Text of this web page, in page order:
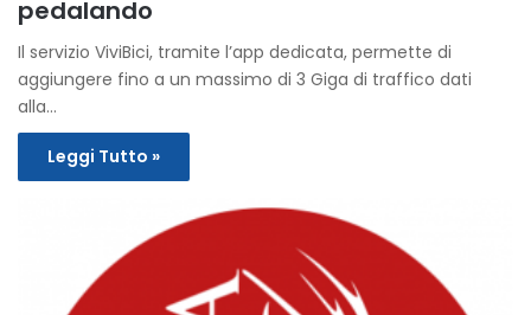
pedalando
Il servizio ViviBici, tramite l’app dedicata, permette di
aggiungere fino a un massimo di 3 Giga di traffico dati
alla…
Leggi Tutto »